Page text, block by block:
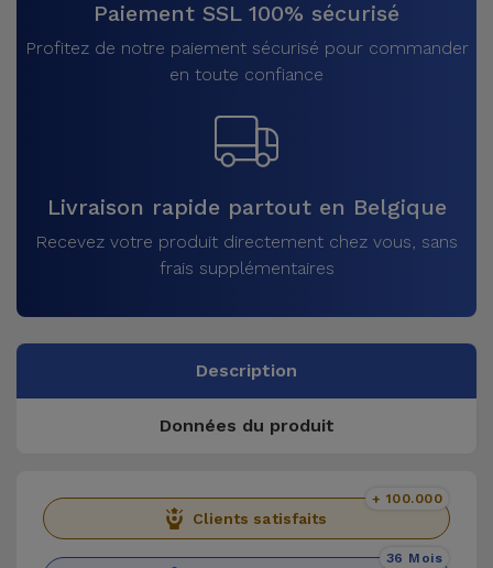
Paiement SSL 100% sécurisé
Profitez de notre paiement sécurisé pour commander
en toute confiance
Livraison rapide partout en Belgique
Recevez votre produit directement chez vous, sans
frais supplémentaires
Description
Données du produit
Clients satisfaits
+ 100.000
36 Mois